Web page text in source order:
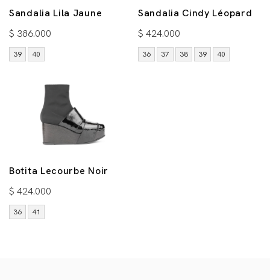
Sandalia Lila Jaune
$ 386.000
39 40
Sandalia Cindy Léopard
$ 424.000
36 37 38 39 40
Botita Lecourbe Noir
$ 424.000
36 41